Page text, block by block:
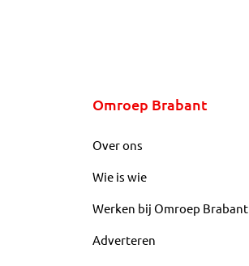
Omroep Brabant
Over ons
Wie is wie
Werken bij Omroep Brabant
Adverteren